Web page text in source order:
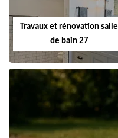
Travaux et rénovation salle
de bain 27